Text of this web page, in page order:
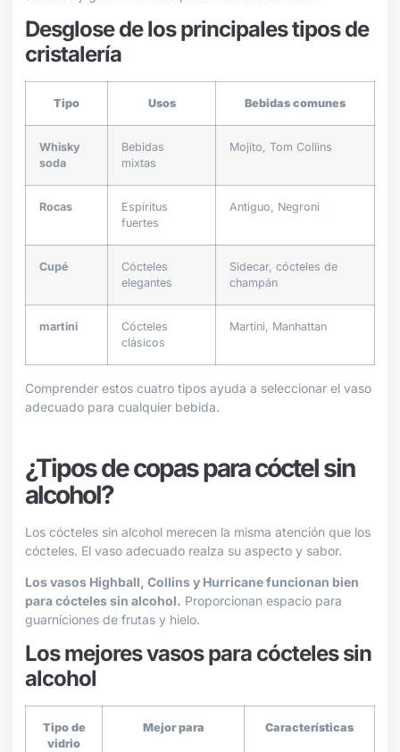
Desglose de los principales tipos de
cristalería
Tipo Usos Bebidas comunes
Whisky
soda
Bebidas
mixtas
Mojito, Tom Collins
Rocas
Espíritus
fuertes
Antiguo, Negroni
Cupé
Cócteles
elegantes
Sidecar, cócteles de
champán
martini
Cócteles
clásicos
Martini, Manhattan
Comprender estos cuatro tipos ayuda a seleccionar el vaso
adecuado para cualquier bebida.
¿Tipos de copas para cóctel sin
alcohol?
Los cócteles sin alcohol merecen la misma atención que los
cócteles. El vaso adecuado realza su aspecto y sabor.
Los vasos Highball, Collins y Hurricane funcionan bien
para cócteles sin alcohol. Proporcionan espacio para
guarniciones de frutas y hielo.
Los mejores vasos para cócteles sin
alcohol
Tipo de
vidrio
Mejor para Características